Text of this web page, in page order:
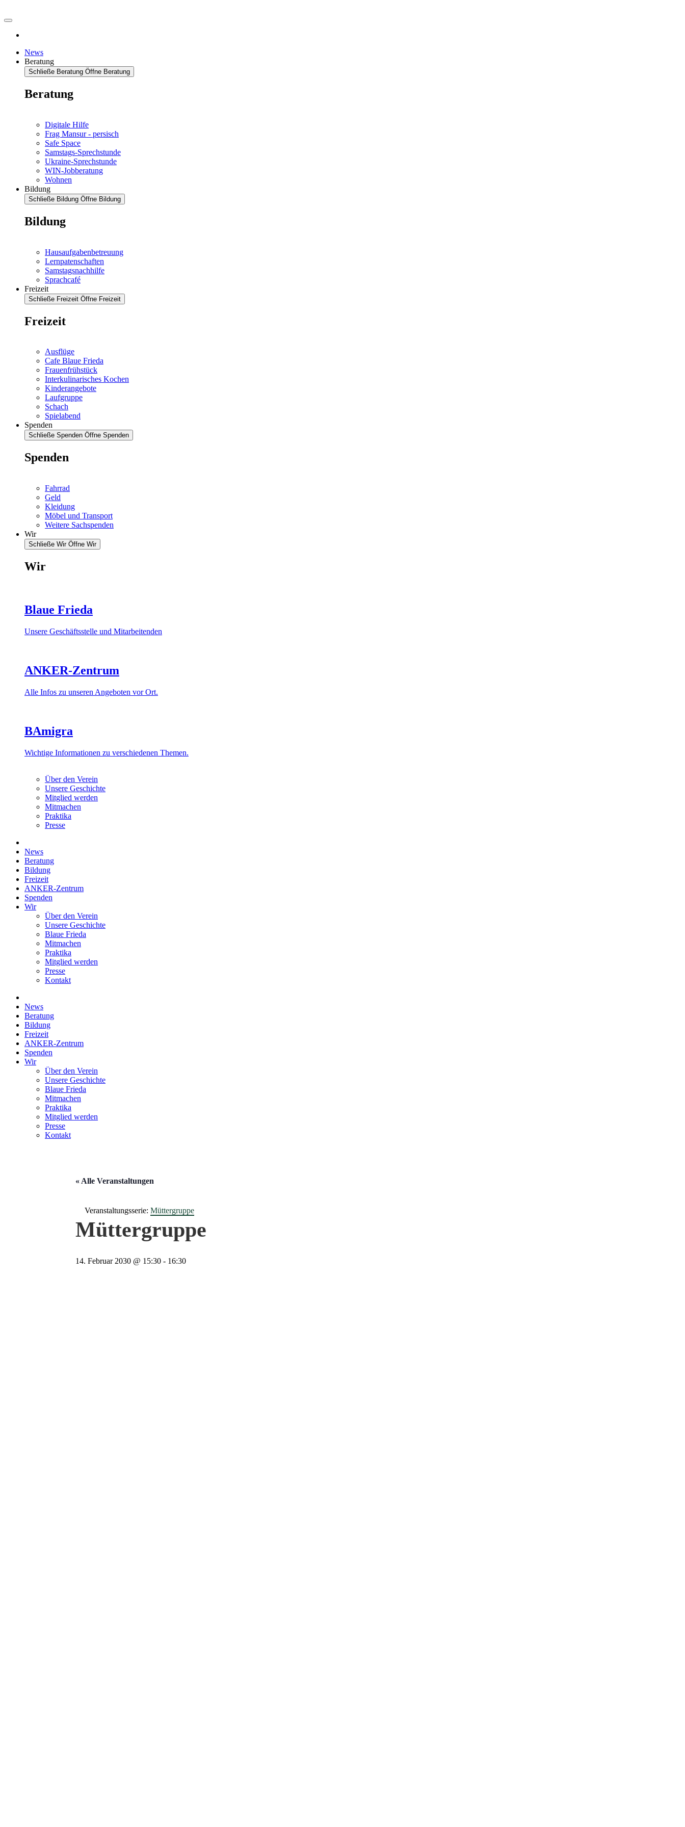
News
Beratung
Schließe Beratung Öffne Beratung
Beratung
Digitale Hilfe
Frag Mansur - persisch
Safe Space
Samstags-Sprechstunde
Ukraine-Sprechstunde
WIN-Jobberatung
Wohnen
Bildung
Schließe Bildung Öffne Bildung
Bildung
Hausaufgabenbetreuung
Lernpatenschaften
Samstagsnachhilfe
Sprachcafé
Freizeit
Schließe Freizeit Öffne Freizeit
Freizeit
Ausflüge
Cafe Blaue Frieda
Frauenfrühstück
Interkulinarisches Kochen
Kinderangebote
Laufgruppe
Schach
Spielabend
Spenden
Schließe Spenden Öffne Spenden
Spenden
Fahrrad
Geld
Kleidung
Möbel und Transport
Weitere Sachspenden
Wir
Schließe Wir Öffne Wir
Wir
Blaue Frieda
Unsere Geschäftsstelle und Mitarbeitenden
ANKER-Zentrum
Alle Infos zu unseren Angeboten vor Ort.
BAmigra
Wichtige Informationen zu verschiedenen Themen.
Über den Verein
Unsere Geschichte
Mitglied werden
Mitmachen
Praktika
Presse
News
Beratung
Bildung
Freizeit
ANKER-Zentrum
Spenden
Wir
Über den Verein
Unsere Geschichte
Blaue Frieda
Mitmachen
Praktika
Mitglied werden
Presse
Kontakt
News
Beratung
Bildung
Freizeit
ANKER-Zentrum
Spenden
Wir
Über den Verein
Unsere Geschichte
Blaue Frieda
Mitmachen
Praktika
Mitglied werden
Presse
Kontakt
« Alle Veranstaltungen
Veranstaltungsserie: Müttergruppe
Müttergruppe
14. Februar 2030 @ 15:30 - 16:30